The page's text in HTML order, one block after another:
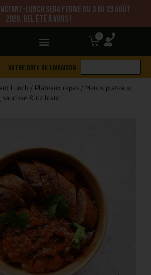
Lunch sera fermé du 3 au 23 août
2026. Bel été à vous !
0
Votre date de livraison
Lunch / Plateaux repas / Menus plateaux
saucisse & riz blanc